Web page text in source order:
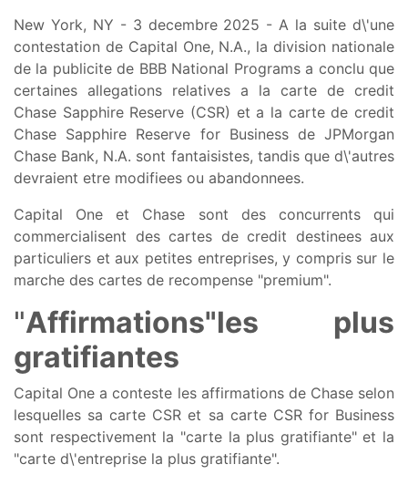
New York, NY - 3 decembre 2025 - A la suite d\'une
contestation de Capital One, N.A., la division nationale
de la publicite de BBB National Programs a conclu que
certaines allegations relatives a la carte de credit
Chase Sapphire Reserve (CSR) et a la carte de credit
Chase Sapphire Reserve for Business de JPMorgan
Chase Bank, N.A. sont fantaisistes, tandis que d\'autres
devraient etre modifiees ou abandonnees.
Capital One et Chase sont des concurrents qui
commercialisent des cartes de credit destinees aux
particuliers et aux petites entreprises, y compris sur le
marche des cartes de recompense "premium".
"Affirmations"les plus
gratifiantes
Capital One a conteste les affirmations de Chase selon
lesquelles sa carte CSR et sa carte CSR for Business
sont respectivement la "carte la plus gratifiante" et la
"carte d\'entreprise la plus gratifiante".